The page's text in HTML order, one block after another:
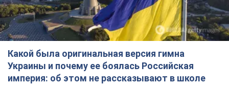
Какой была оригинальная версия гимна
Украины и почему ее боялась Российская
империя: об этом не рассказывают в школе